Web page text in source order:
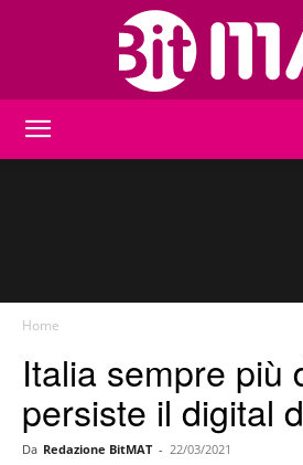
Home
Italia sempre più
persiste il digital
Da Redazione BitMAT - 22/03/2021